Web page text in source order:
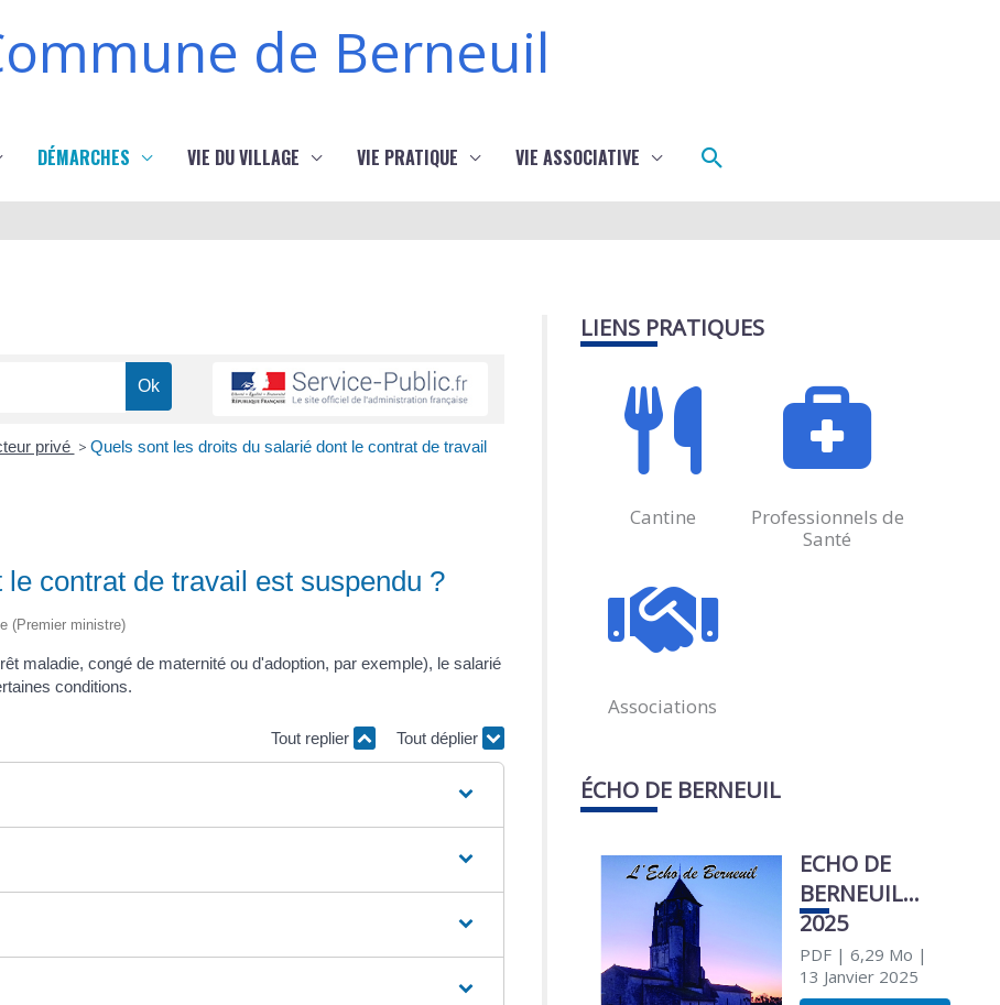
de Berneuil
DÉMARCHES VIE DU VILLAGE VIE PRATIQUE VIE ASSOCIATIVE Rechercher
privé > Quels sont les droits du salarié dont le contrat de travail
contrat de travail est suspendu ?
(Premier ministre)
maladie, congé de maternité ou d'adoption, par exemple), le salarié
conditions.
Tout replier Tout déplier
LIENS PRATIQUES
Cantine
Professionnels de
Santé
Associations
ÉCHO DE BERNEUIL
ECHO DE
BERNEUIL
2025
PDF| 6,29 Mo |
13 Janvier 2025